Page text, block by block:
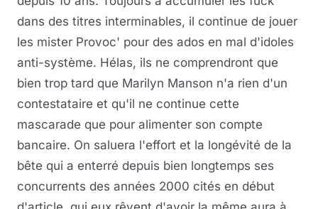
dans des titres interminables, il continue de jouer
les mister Provoc' pour des ados en mal d'idoles
anti-système. Hélas, ils ne comprendront que
bien trop tard que Marilyn Manson n'a rien d'un
contestataire et qu'il ne continue cette
mascarade que pour alimenter son compte
bancaire. On saluera l'effort et la longévité de la
bête qui a enterré depuis bien longtemps ses
concurrents des années 2000 cités en début